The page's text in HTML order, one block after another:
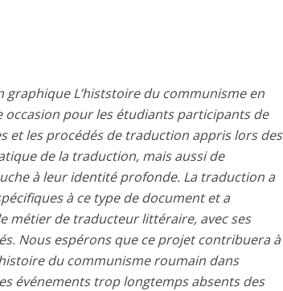
L’histstoire du communisme en
pour les étudiants participants de
et les procédés de traduction appris lors des
de la traduction, mais aussi de
à leuridentité profonde. La traduction a
à ce type de document et a
métier de traducteur littéraire, avec ses
Nous espérons que ce projet contribuera à
du communisme roumain dans
événements trop longtemps absents des